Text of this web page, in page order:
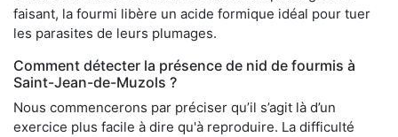
faisant, la fourmi libère un acide formique idéal pour tuer
les parasites de leurs plumages.
Comment détecter la présence de nid de fourmis à
Saint-Jean-de-Muzols ?
Nous commencerons par préciser qu’il s’agit là d’un
exercice plus facile à dire qu'à reproduire. La difficulté